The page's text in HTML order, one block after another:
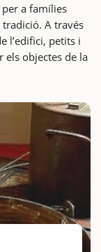
per a famílies
A través
l’edifici, petits i
els objectes de la